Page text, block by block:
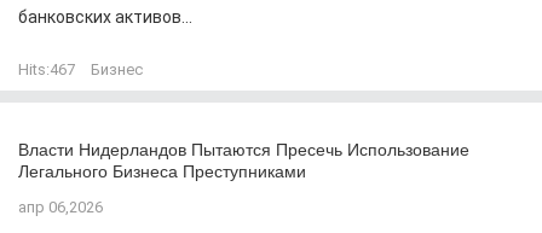
банковских активов...
Hits:467 Бизнес
Власти Нидерландов Пытаются Пресечь Использование
Легального Бизнеса Преступниками
апр 06,2026